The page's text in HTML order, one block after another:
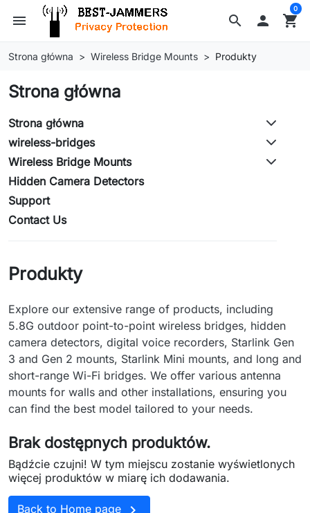
search
menu  shopping_cart
0
Strona główna Wireless Bridge Mounts Produkty
Strona główna
Strona główna
wireless-bridges
Wireless Bridge Mounts
Hidden Camera Detectors
Support
Contact Us
Produkty
Explore our extensive range of products, including
5.8G outdoor point-to-point wireless bridges, hidden
camera detectors, digital voice recorders, Starlink Gen
3 and Gen 2 mounts, Starlink Mini mounts, and long and
short-range Wi-Fi bridges. We offer various antenna
mounts for walls and other installations, ensuring you
can find the best model tailored to your needs.
Brak dostępnych produktów.
Bądźcie czujni! W tym miejscu zostanie wyświetlonych
więcej produktów w miarę ich dodawania.
Back to Home page